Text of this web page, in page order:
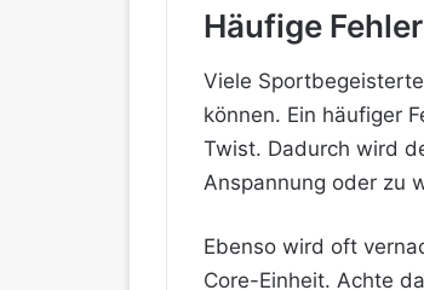
Häufige
Viele
können. Ein häufiger
Twist. Dadurch wird
Anspannung oder zu
Ebenso wird oft
Core-Einheit. Achte